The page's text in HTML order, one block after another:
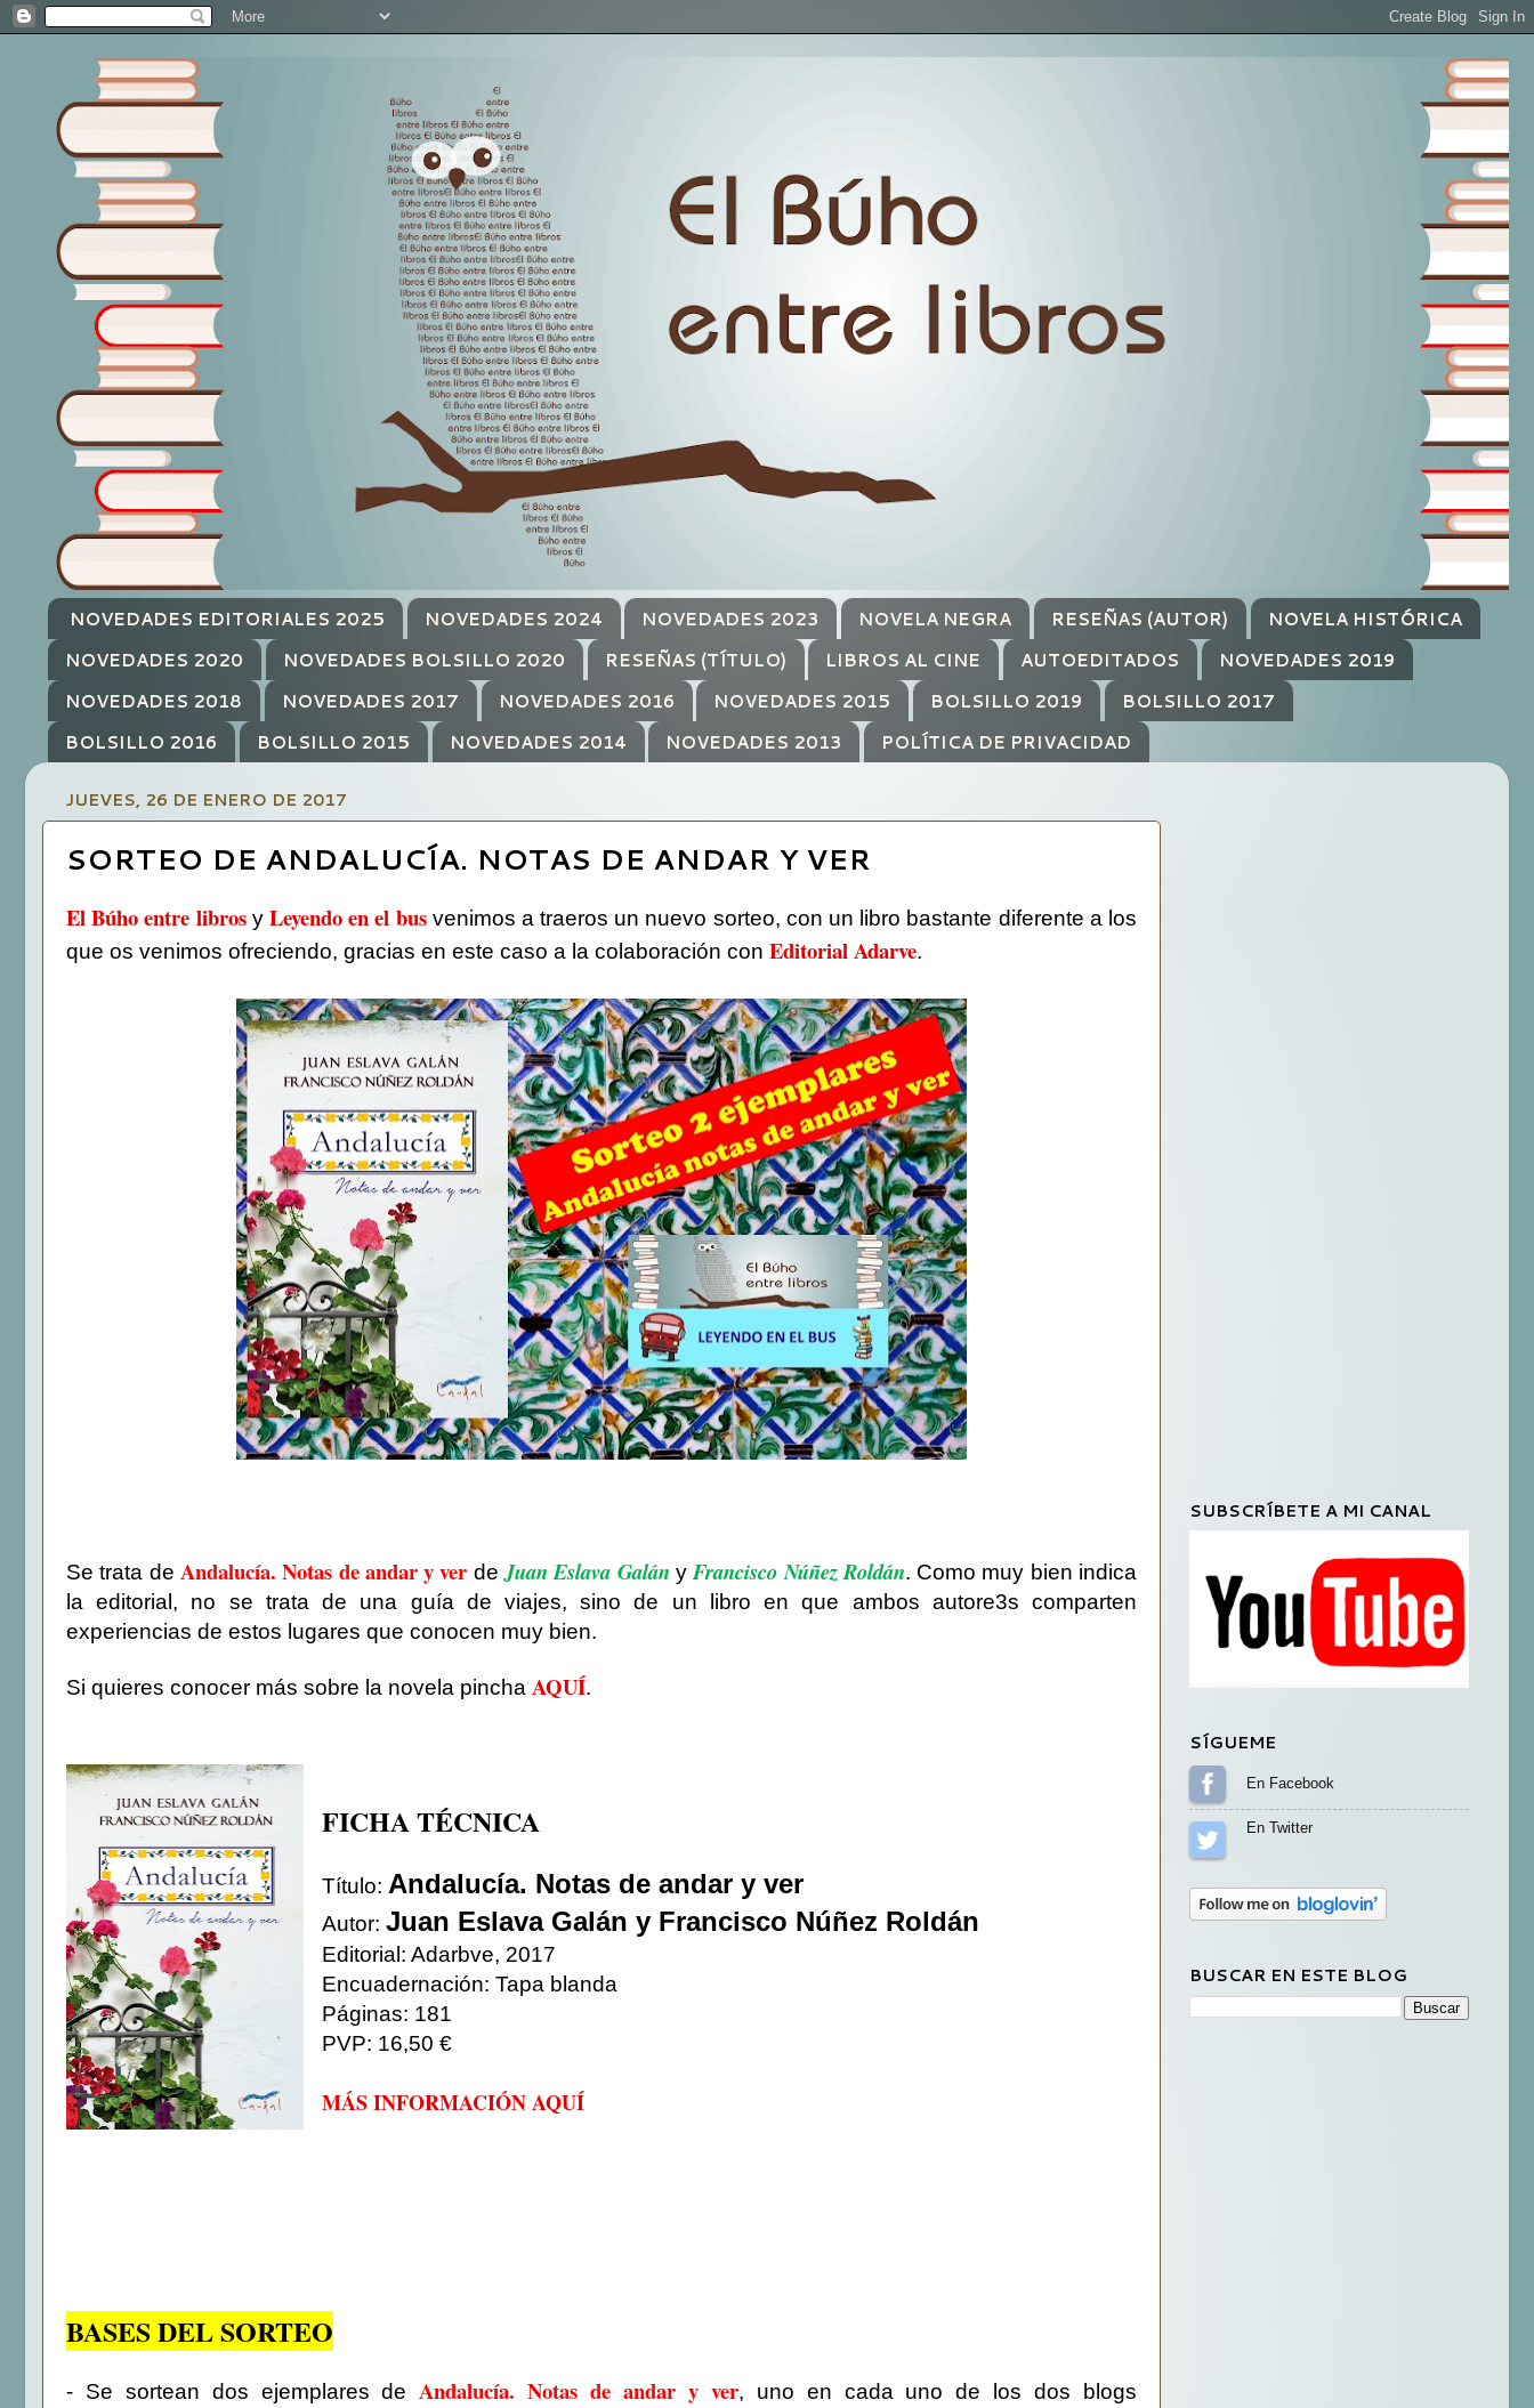
NOVEDADES EDITORIALES 2025 NOVEDADES 2024 NOVEDADES 2023 NOVELA NEGRA RESEÑAS (AUTOR)
NOVELA HISTÓRICA
NOVEDADES 2020
NOVEDADES BOLSILLO 2020 RESEÑAS (TÍTULO) LIBROS AL CINE AUTOEDITADOS
NOVEDADES 2019
NOVEDADES 2018
NOVEDADES 2017 NOVEDADES 2016 NOVEDADES 2015 BOLSILLO 2019
BOLSILLO 2017
BOLSILLO 2016
BOLSILLO 2015 NOVEDADES 2014 NOVEDADES 2013 POLÍTICA DE PRIVACIDAD
JUEVES, 26 DE ENERO DE 2017
SORTEO DE ANDALUCÍA. NOTAS DE ANDAR Y VER
El Búho entre librosy Leyendo en el busvenimos a traeros un nuevo sorteo, con un libro bastante diferente a los
que os venimos ofreciendo, gracias en este caso a la colaboración con Editorial Adarve.
Se trata de Andalucía. Notas de andar y ver deJuan Eslava Galán y Francisco Núñez Roldán. Como muy bien indica
la editorial, no se trata de una guía de viajes, sino de un libro en que ambos autore3s comparten
experiencias de estos lugares que conocen muy bien.
Si quieres conocer más sobre la novela pincha AQUÍ.
FICHA TÉCNICA
Título: Andalucía. Notas de andar y ver
Autor: Juan Eslava Galán y Francisco Núñez Roldán
Editorial: Adarbve, 2017
Encuadernación: Tapa blanda
Páginas: 181
PVP: 16,50 €
MÁS INFORMACIÓN AQUÍ
BASES DEL SORTEO
- Se sortean dos ejemplares de Andalucía. Notas de andar y ver, uno en cada uno de los dos blogs
SUBSCRÍBETE A MI CANAL
SÍGUEME
Sígueme en Facebook
BUSCAR EN ESTE BLOG